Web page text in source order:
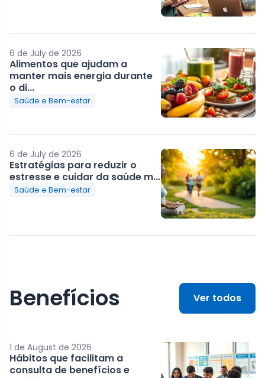
6 de July de 2026
Alimentos que ajudam a
manter mais energia durante
o di...
Saúde e Bem-estar
6 de July de 2026
Estratégias para reduzir o
estresse e cuidar da saúde m...
Saúde e Bem-estar
Benefícios Ver todos
1 de August de 2026
Hábitos que facilitam a
consulta de benefícios e